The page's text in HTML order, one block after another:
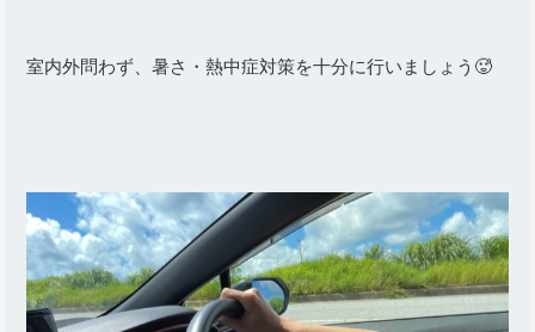
室内外問わず、暑さ・熱中症対策を十分に行いましょう🥵